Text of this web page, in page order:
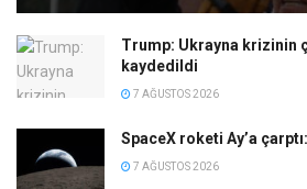
Trump: Ukrayna krizinin
kaydedildi
7 AĞUSTOS 2026
SpaceX roketi Ay’a
7 AĞUSTOS 2026